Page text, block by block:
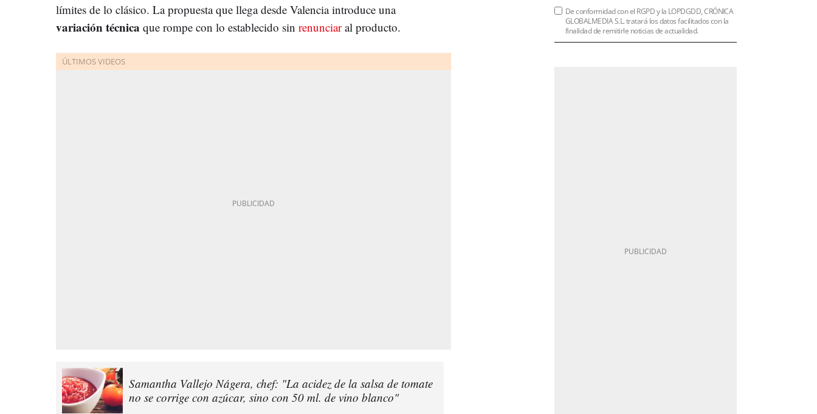
límites de lo clásico. La propuesta que llega desde Valencia introduce una
variación técnica que rompe con lo establecido sin renunciaral producto.
Samantha Vallejo Nágera, chef: "La acidez de la salsa de tomate
no se corrige con azúcar, sino con 50 ml. de vino blanco"
De conformidad con el RGPD y la LOPDGDD, CRÓNICA
GLOBALMEDIA S.L. tratará los datos facilitados con la
finalidad de remitirle noticias de actualidad.